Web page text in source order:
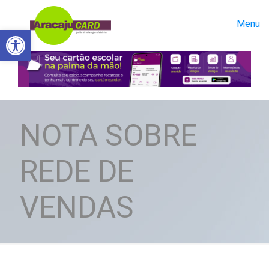
Abrir a barra de ferramentas
Menu
NOTA SOBRE
REDE DE
VENDAS